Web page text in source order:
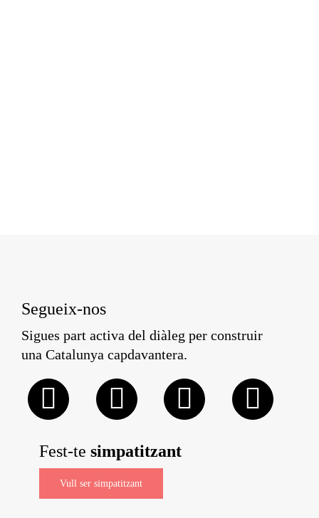
Segueix-nos
Sigues part activa del diàleg per construir
una Catalunya capdavantera.
Fest-te simpatitzant
Vull ser simpatitzant